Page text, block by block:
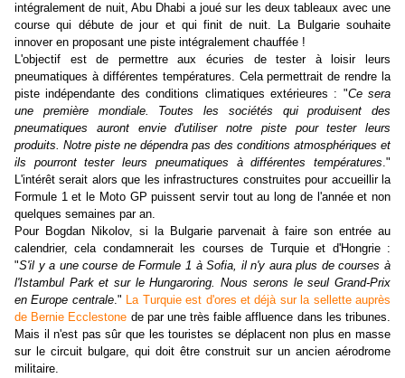
intégralement de nuit, Abu Dhabi a joué sur les deux tableaux avec une
course qui débute de jour et qui finit de nuit. La Bulgarie souhaite
innover en proposant une piste intégralement chauffée !
L'objectif est de permettre aux écuries de tester à loisir leurs
pneumatiques à différentes températures. Cela permettrait de rendre la
piste indépendante des conditions climatiques extérieures : "Ce sera
une première mondiale. Toutes les sociétés qui produisent des
pneumatiques auront envie d'utiliser notre piste pour tester leurs
produits. Notre piste ne dépendra pas des conditions atmosphériques et
ils pourront tester leurs pneumatiques à différentes températures."
L'intérêt serait alors que les infrastructures construites pour accueillir la
Formule 1 et le Moto GP puissent servir tout au long de l'année et non
quelques semaines par an.
Pour Bogdan Nikolov, si la Bulgarie parvenait à faire son entrée au
calendrier, cela condamnerait les courses de Turquie et d'Hongrie :
"S'il y a une course de Formule 1 à Sofia, il n'y aura plus de courses à
l'Istambul Park et sur le Hungaroring. Nous serons le seul Grand-Prix
en Europe centrale." La Turquie est d'ores et déjà sur la sellette auprès
de Bernie Ecclestone de par une très faible affluence dans les tribunes.
Mais il n'est pas sûr que les touristes se déplacent non plus en masse
sur le circuit bulgare, qui doit être construit sur un ancien aérodrome
militaire.